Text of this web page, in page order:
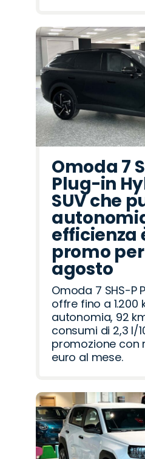
Omoda 7
Plug-in
SUV che
efficienza
promo
agosto
Omoda 7 SHS-P
offre fino a 1.200
autonomia, 92
consumi di 2,3 l/
promozione con
euro al mese.